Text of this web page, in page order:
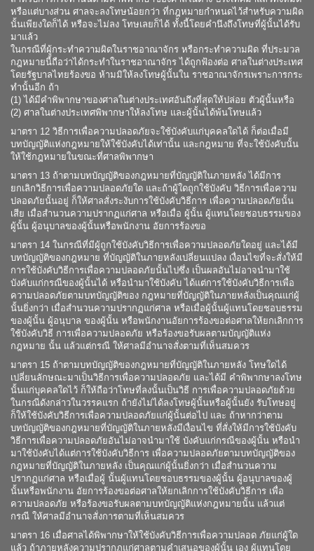
หรือแต่บางส่วน ศาลจะลงโทษน้อยกว่า ที่กฎหมายกำหนดไว้สำหรับความผิด
นั้นเพียงใดก็ได้ หรือจะไม่ลง โทษเลยก็ได้ ทั้งนี้โดยคำนึงถึงโทษที่ผู้นั้นได้รับ
มาแล้ว
ในกรณีที่ผู้กระทำความผิดในราชอาณาจักร หรือกระทำความผิด ที่ประมวล
กฎหมายนี้ถือว่าได้กระทำในราชอาณาจักร ได้ถูกฟ้องต่อ ศาลในต่างประเทศ
โดยรัฐบาลไทยร้องขอ ห้ามมิให้ลงโทษผู้นั้นใน ราชอาณาจักรเพราะการกระ
ทำนั้นอีก ถ้า
(1) ได้มีคำพิพากษาของศาลในต่างประเทศอันถึงที่สุดให้ปล่อย ตัวผู้นั้นหรือ
(2) ศาลในต่างประเทศพิพากษาให้ลงโทษ และผู้นั้นได้พ้นโทษแล้ว
มาตรา 12 วิธีการเพื่อความปลอดภัยจะใช้บังคับแก่บุคคลใดได้ ก็ต่อเมื่อมี
บทบัญญัติแห่งกฎหมายให้ใช้บังคับได้เท่านั้น และกฎหมาย ที่จะใช้บังคับนั้น
ให้ใช้กฎหมายในขณะที่ศาลพิพากษา
มาตรา 13 ถ้าตามบทบัญญัติของกฎหมายที่บัญญัติในภายหลัง ได้มีการ
ยกเลิกวิธีการเพื่อความปลอดภัยใด และถ้าผู้ใดถูกใช้บังคับ วิธีการเพื่อความ
ปลอดภัยนั้นอยู่ ก็ให้ศาลสั่งระงับการใช้บังคับวิธีการ เพื่อความปลอดภัยนั้น
เสีย เมื่อสำนวนความปรากฏแก่ศาล หรือเมื่อ ผู้นั้น ผู้แทนโดยชอบธรรมของ
ผู้นั้น ผู้อนุบาลของผู้นั้นหรือพนักงาน อัยการร้องขอ
มาตรา 14 ในกรณีที่มีผู้ถูกใช้บังคับวิธีการเพื่อความปลอดภัยใดอยู่ และได้มี
บทบัญญัติของกฎหมาย ที่บัญญัติในภายหลังเปลี่ยนแปลง เงื่อนไขที่จะสั่งให้มี
การใช้บังคับวิธีการเพื่อความปลอดภัยนั้นไปซึ่ง เป็นผลอันไม่อาจนำมาใช้
บังคับแก่กรณีของผู้นั้นได้ หรือนำมาใช้บังคับ ได้แต่การใช้บังคับวิธีการเพื่อ
ความปลอดภัยตามบทบัญญัติของ กฎหมายที่บัญญัติในภายหลังเป็นคุณแก่ผู้
นั้นยิ่งกว่า เมื่อสำนวนความปรากฏแก่ศาล หรือเมื่อผู้นั้นผู้แทนโดยชอบธรรม
ของผู้นั้น ผู้อนุบาล ของผู้นั้น หรือพนักงานอัยการร้องขอต่อศาลให้ยกเลิกการ
ใช้บังคับวิธี การเพื่อความปลอดภัย หรือร้องขอรับผลตามบัญญัติแห่ง
กฎหมาย นั้น แล้วแต่กรณี ให้ศาลมีอำนาจสั่งตามที่เห็นสมควร
มาตรา 15 ถ้าตามบทบัญญัติของกฎหมายที่บัญญัติในภายหลัง โทษใดได้
เปลี่ยนลักษณะมาเป็นวิธีการเพื่อความปลอดภัย และได้มี คำพิพากษาลงโทษ
นั้นแก่บุคคลใดไว้ ก็ให้ถือว่าโทษที่ลงนั้นเป็นวิธี การเพื่อความปลอดภัยด้วย
ในกรณีดังกล่าวในวรรคแรก ถ้ายังไม่ได้ลงโทษผู้นั้นหรือผู้นั้นยัง รับโทษอยู่
ก็ให้ใช้บังคับวิธีการเพื่อความปลอดภัยแก่ผู้นั้นต่อไป และ ถ้าหากว่าตาม
บทบัญญัติของกฎหมายที่บัญญัติในภายหลังมีเงื่อนไข ที่สั่งให้มีการใช้บังคับ
วิธีการเพื่อความปลอดภัยอันไม่อาจนำมาใช้ บังคับแก่กรณีของผู้นั้น หรือนำ
มาใช้บังคับได้แต่การใช้บังคับวิธีการ เพื่อความปลอดภัยตามบทบัญญัติของ
กฎหมายที่บัญญัติในภายหลัง เป็นคุณแก่ผู้นั้นยิ่งกว่า เมื่อสำนวนความ
ปรากฏแก่ศาล หรือเมื่อผู้ นั้นผู้แทนโดยชอบธรรมของผู้นั้น ผู้อนุบาลของผู้
นั้นหรือพนักงาน อัยการร้องขอต่อศาลให้ยกเลิกการใช้บังคับวิธีการ เพื่อ
ความปลอดภัย หรือร้องขอรับผลตามบทบัญญัติแห่งกฎหมายนั้น แล้วแต่
กรณี ให้ศาลมีอำนาจสั่งการตามที่เห็นสมควร
มาตรา 16 เมื่อศาลได้พิพากษาให้ใช้บังคับวิธีการเพื่อความปลอด ภัยแก่ผู้ใด
แล้ว ถ้าภายหลังความปรากฏแก่ศาลตามคำเสนอของผู้นั้น เอง ผู้แทนโดย